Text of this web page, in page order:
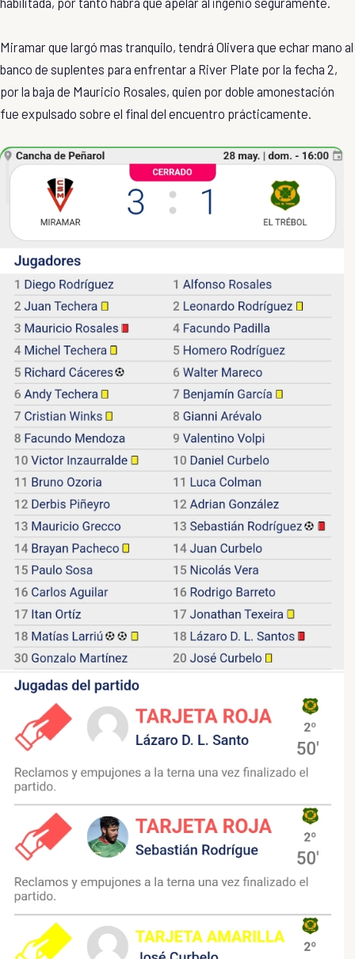
Miramar que largó mas tranquilo, tendrá Olivera que echar mano al
banco de suplentes para enfrentar a River Plate por la fecha 2,
por la baja de Mauricio Rosales, quien por doble amonestación
fue expulsado sobre el final del encuentro prácticamente.